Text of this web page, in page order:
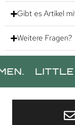
Gibt es Artikel
Weitere Fragen?